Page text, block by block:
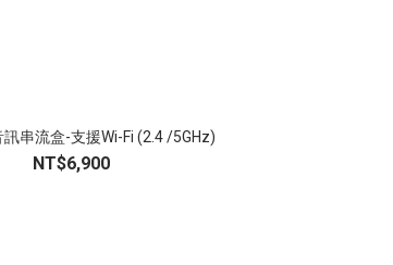
訊串流盒-支援Wi-Fi (2.4 /5GHz)
NT$6,900